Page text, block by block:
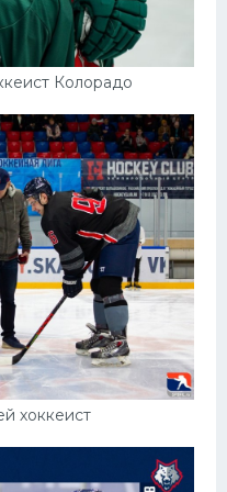
Колорадо
хоккеист